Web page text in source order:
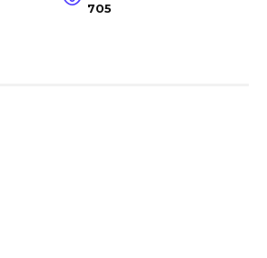
705